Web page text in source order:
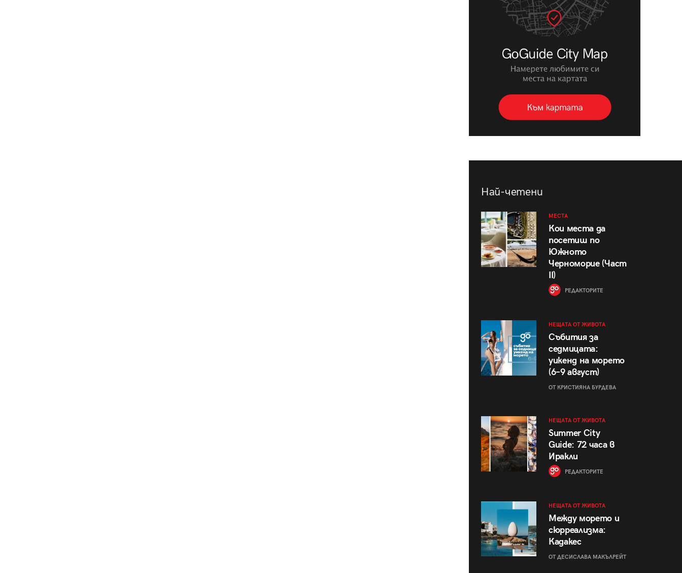
Най-четени
МЕСТА
Кои места да
посетиш по
Южното
Черноморие (Част
II)
РЕДАКТОРИТЕ
НЕЩАТА ОТ ЖИВОТА
Събития за
седмицата:
уикенд на морето
(6–9 август)
ОТ КРИСТИЯНА БУРДЕВА
НЕЩАТА ОТ ЖИВОТА
Summer City
Guide: 72 часа в
Иракли
РЕДАКТОРИТЕ
НЕЩАТА ОТ ЖИВОТА
Между морето и
сюрреализма:
Кадакес
ОТ ДЕСИСЛАВА МАКЪЛРЕЙТ